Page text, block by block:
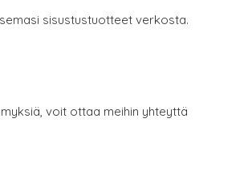
sisustustuotteet verkosta.
voit ottaa meihin yhteyttä